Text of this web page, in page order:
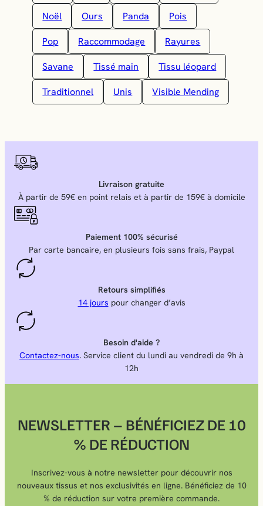
Noël Ours Panda Pois
Pop Raccommodage Rayures
Savane Tissé main Tissu léopard
Traditionnel Unis Visible Mending
Livraison gratuite
À partir de 59€ en point relais et à partir de 159€ à domicile
Paiement 100% sécurisé
Par carte bancaire, en plusieurs fois sans frais, Paypal
Retours simplifiés
14 jours pour changer d’avis
Besoin d'aide ?
Contactez-nous. Service client du lundi au vendredi de 9h à
12h
NEWSLETTER – BÉNÉFICIEZ DE 10
% DE RÉDUCTION
Inscrivez-vous à notre newsletter pour découvrir nos
nouveaux tissus et nos exclusivités en ligne. Bénéficiez de 10
% de réduction sur votre première commande.